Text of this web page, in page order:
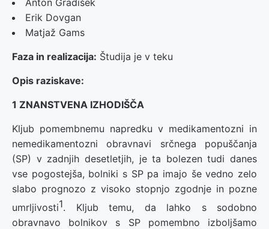
Erik Dovgan
Matjaž Gams
Faza in realizacija: Študija je v teku
Opis raziskave:
1 ZNANSTVENA IZHODIŠČA
Kljub pomembnemu napredku v medikamentozni in
nemedikamentozni obravnavi srčnega popuščanja
(SP) v zadnjih desetletjih, je ta bolezen tudi danes
vse pogostejša, bolniki s SP pa imajo še vedno zelo
slabo prognozo z visoko stopnjo zgodnje in pozne
umrljivosti1. Kljub temu, da lahko s sodobno
obravnavo bolnikov s SP pomembno izboljšamo